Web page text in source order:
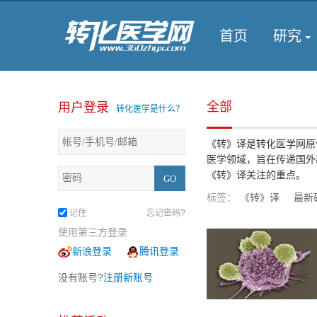
首页 研究
用户登录 转化医学是什么？
记住 忘记密码?
使用第三方登录
新浪登录
腾讯登录
没有账号?注册新账号
全部
《转》译是转化医学网
医学领域，旨在传递国
《转》译关注的重点。
标签：
《转》译 最新